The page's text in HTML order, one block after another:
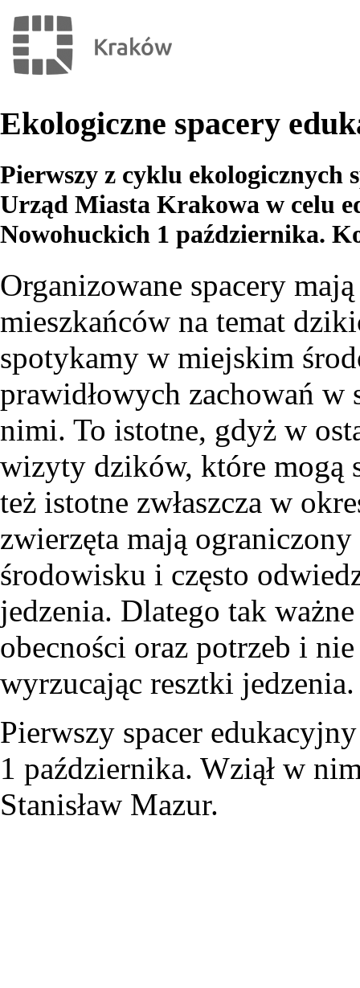
Ekologiczne spacery
Pierwszy z cyklu ekologicznych
Urząd Miasta Krakowa w celu
Nowohuckich 1 października.
Organizowane spacery
mieszkańców na temat
spotykamy w miejskim
prawidłowych zachowań
nimi. To istotne, gdyż w
wizyty dzików, które mogą
też istotne zwłaszcza w
zwierzęta mają
środowisku i często
jedzenia. Dlatego tak
obecności oraz potrzeb i
wyrzucając resztki jedzenia.
Pierwszy spacer
1 października. Wziął w
Stanisław Mazur.